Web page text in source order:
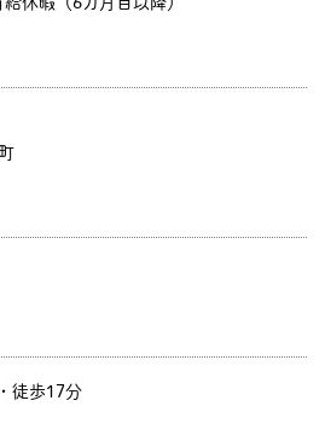
徒歩17分